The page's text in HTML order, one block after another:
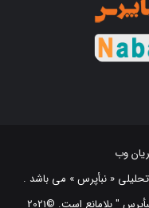
« نبأپرس » می باشد .
استفاده از اخبار و نقل مطالب با ذکر منبع "‌ نبأپرس " بلامانع است. ©2021